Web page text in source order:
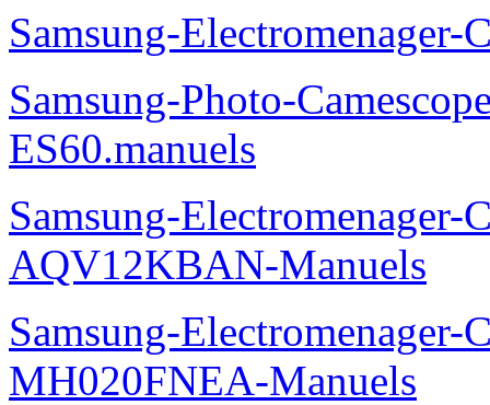
Samsung-
Samsung-Photo-
ES60.manuels
Samsung-Electromenager-
AQV12KBAN-Manuels
Samsung-Electromenager-
MH020FNEA-Manuels